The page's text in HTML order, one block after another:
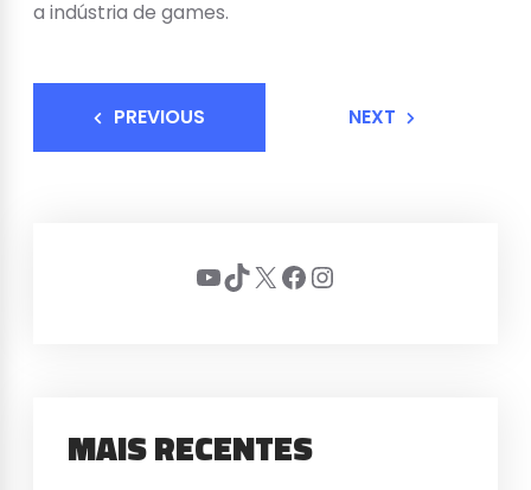
a indústria de games.
PREVIOUS NEXT
Youtube
TikTok
X Facebook
Instagram
MAIS RECENTES